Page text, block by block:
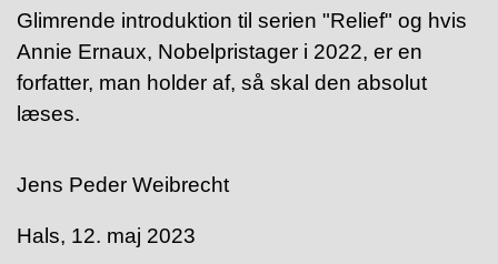
Glimrende introduktion til serien "Relief" og hvis
Annie Ernaux, Nobelpristager i 2022, er en
forfatter, man holder af, så skal den absolut
læses.
Jens Peder Weibrecht
Hals, 12. maj 2023